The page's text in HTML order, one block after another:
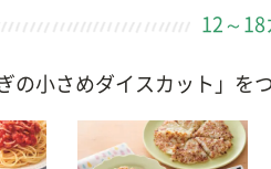
12～18
の小さめダイスカット」を